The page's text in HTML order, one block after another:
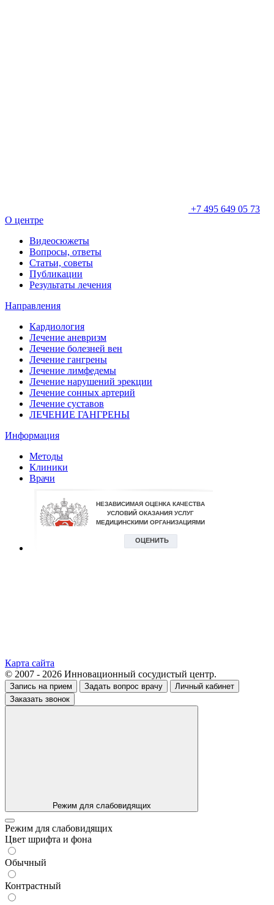
+7 495 649 05 73
О центре
Видеосюжеты
Вопросы, ответы
Статьи, советы
Публикации
Результаты лечения
Направления
Кардиология
Лечение аневризм
Лечение болезней вен
Лечение гангрены
Лечение лимфедемы
Лечение нарушений эрекции
Лечение сонных артерий
Лечение суставов
ЛЕЧЕНИЕ ГАНГРЕНЫ
Информация
Методы
Клиники
Врачи
Карта сайта
© 2007 - 2026 Инновационный сосудистый центр.
Запись на прием Задать вопрос врачу
Личный кабинет
Заказать звонок
Режим для слабовидящих
Режим для слабовидящих
Цвет шрифта и фона
Обычный
Контрастный